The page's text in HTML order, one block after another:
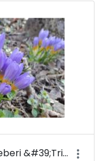
20260224_110954 Crocus sieberi &#39;Tricolor&#39;